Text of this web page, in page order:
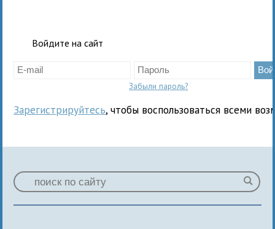
Войдите на сайт
Забыли пароль?
Зарегистрируйтесь, чтобы воспользоваться всеми